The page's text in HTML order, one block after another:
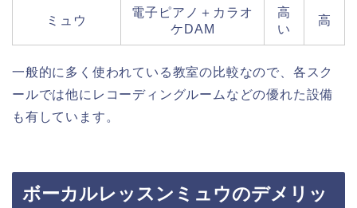
ミュウ
電子ピアノ＋カラオ
ケDAM
高
い
高
一般的に多く使われている教室の比較なので、各スク
ールでは他にレコーディングルームなどの優れた設備
も有しています。
ボーカルレッスンミュウのデメリッ